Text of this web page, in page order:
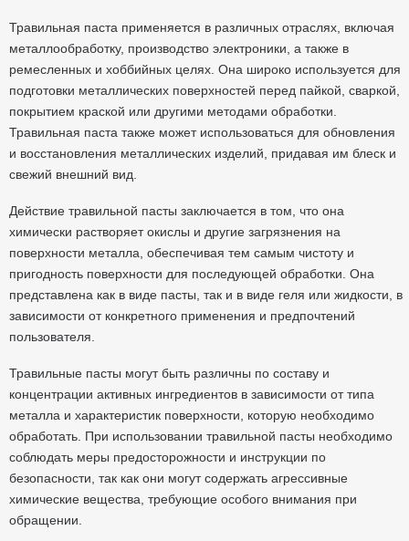
Травильная паста применяется в различных отраслях, включая
металлообработку, производство электроники, а также в
ремесленных и хоббийных целях. Она широко используется для
подготовки металлических поверхностей перед пайкой, сваркой,
покрытием краской или другими методами обработки.
Травильная паста также может использоваться для обновления
и восстановления металлических изделий, придавая им блеск и
свежий внешний вид.
Действие травильной пасты заключается в том, что она
химически растворяет окислы и другие загрязнения на
поверхности металла, обеспечивая тем самым чистоту и
пригодность поверхности для последующей обработки. Она
представлена как в виде пасты, так и в виде геля или жидкости, в
зависимости от конкретного применения и предпочтений
пользователя.
Травильные пасты могут быть различны по составу и
концентрации активных ингредиентов в зависимости от типа
металла и характеристик поверхности, которую необходимо
обработать. При использовании травильной пасты необходимо
соблюдать меры предосторожности и инструкции по
безопасности, так как они могут содержать агрессивные
химические вещества, требующие особого внимания при
обращении.